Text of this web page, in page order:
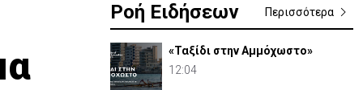
Ροή Ειδήσεων Περισσότερα
«Ταξίδι στην Αμμόχωστο»
12:04